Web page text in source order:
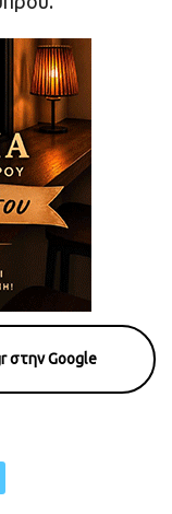
στην Google